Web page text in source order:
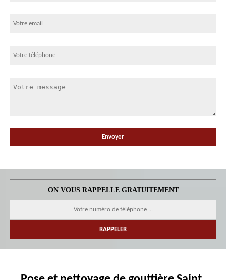
ON VOUS RAPPELLE GRATUITEMENT